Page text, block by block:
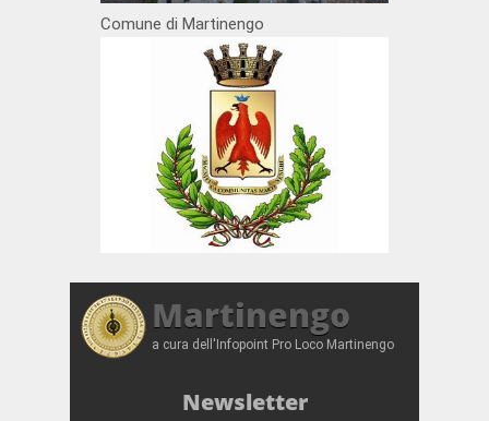
Comune di Martinengo
Martinengo
a cura dell'Infopoint Pro Loco Martinengo
Newsletter